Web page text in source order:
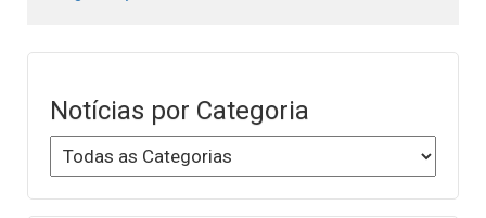
Notícias por Categoria